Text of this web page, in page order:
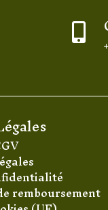

remboursement